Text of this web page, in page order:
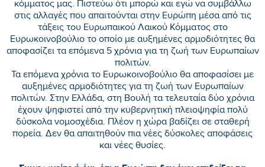
κόμματος μας. Πιστεύω ότι μπορώ και εγώ να συμβάλλω
στις αλλαγές που απαιτούνται στην Ευρώπη μέσα από τις
τάξεις του Ευρωπαικού Λαικού Κόμματος στο
Ευρωκοινοβούλιο το οποίο με αυξημένες αρμοδιότητες θα
αποφασίζει τα επόμενα 5 χρόνια για τη ζωή των Ευρωπαίων
πολιτών.
Τα επόμενα χρόνια το Ευρωκοινοβούλιο θα αποφασίσει με
αυξημένες αρμοδιότητες για τη ζωή των Ευρωπαίων
πολιτών. Στην Ελλάδα, στη Βουλή τα τελευταία δύο χρόνια
έχουν ψηφιστεί από την κυβερνητική πλειοψηφία πολύ
δύσκολα νομοσχέδια. Πλέον η χώρα βαδίζει σε σταθερή
πορεία. Δεν θα απαιτηθούν πια νέες δύσκολες αποφάσεις
και νέες θυσίες.